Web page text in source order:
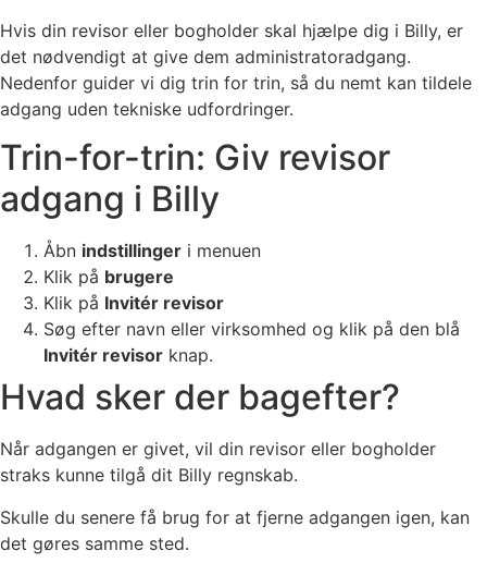
Hvis din revisor eller bogholder skal hjælpe dig i Billy, er
det nødvendigt at give dem administratoradgang.
Nedenfor guider vi dig trin for trin, så du nemt kan tildele
adgang uden tekniske udfordringer.
Trin-for-trin: Giv revisor
adgang i Billy
Åbn indstillinger i menuen
Klik på brugere
Klik på Invitér revisor
Søg efter navn eller virksomhed og klik på den blå
Invitér revisor knap.
Hvad sker der bagefter?
Når adgangen er givet, vil din revisor eller bogholder
straks kunne tilgå dit Billy regnskab.
Skulle du senere få brug for at fjerne adgangen igen, kan
det gøres samme sted.